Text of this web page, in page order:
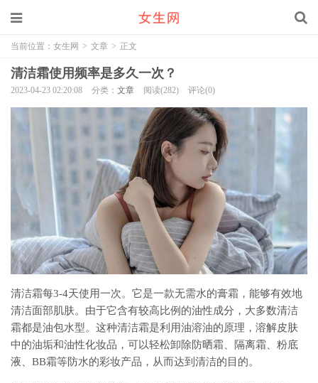
当前位置： 女生网 > 文章 > 正文
清洁霜使用频率是多久一次？
2023-04-23 02:20:08 分类： 文章 阅读(282) 评论(0)
清洁霜每3-4天使用一次。它是一款无需水的膏霜，能够有效地
清洁面部肌肤。由于它含有较高比例的油性成分，大多数清洁
霜都是油包水型。这种清洁霜是利用油溶油的原理，溶解皮肤
中的油垢和油性化妆品，可以轻松卸除防晒霜、隔离霜、粉底
液、BB霜等防水的彩妆产品，从而达到清洁的目的。